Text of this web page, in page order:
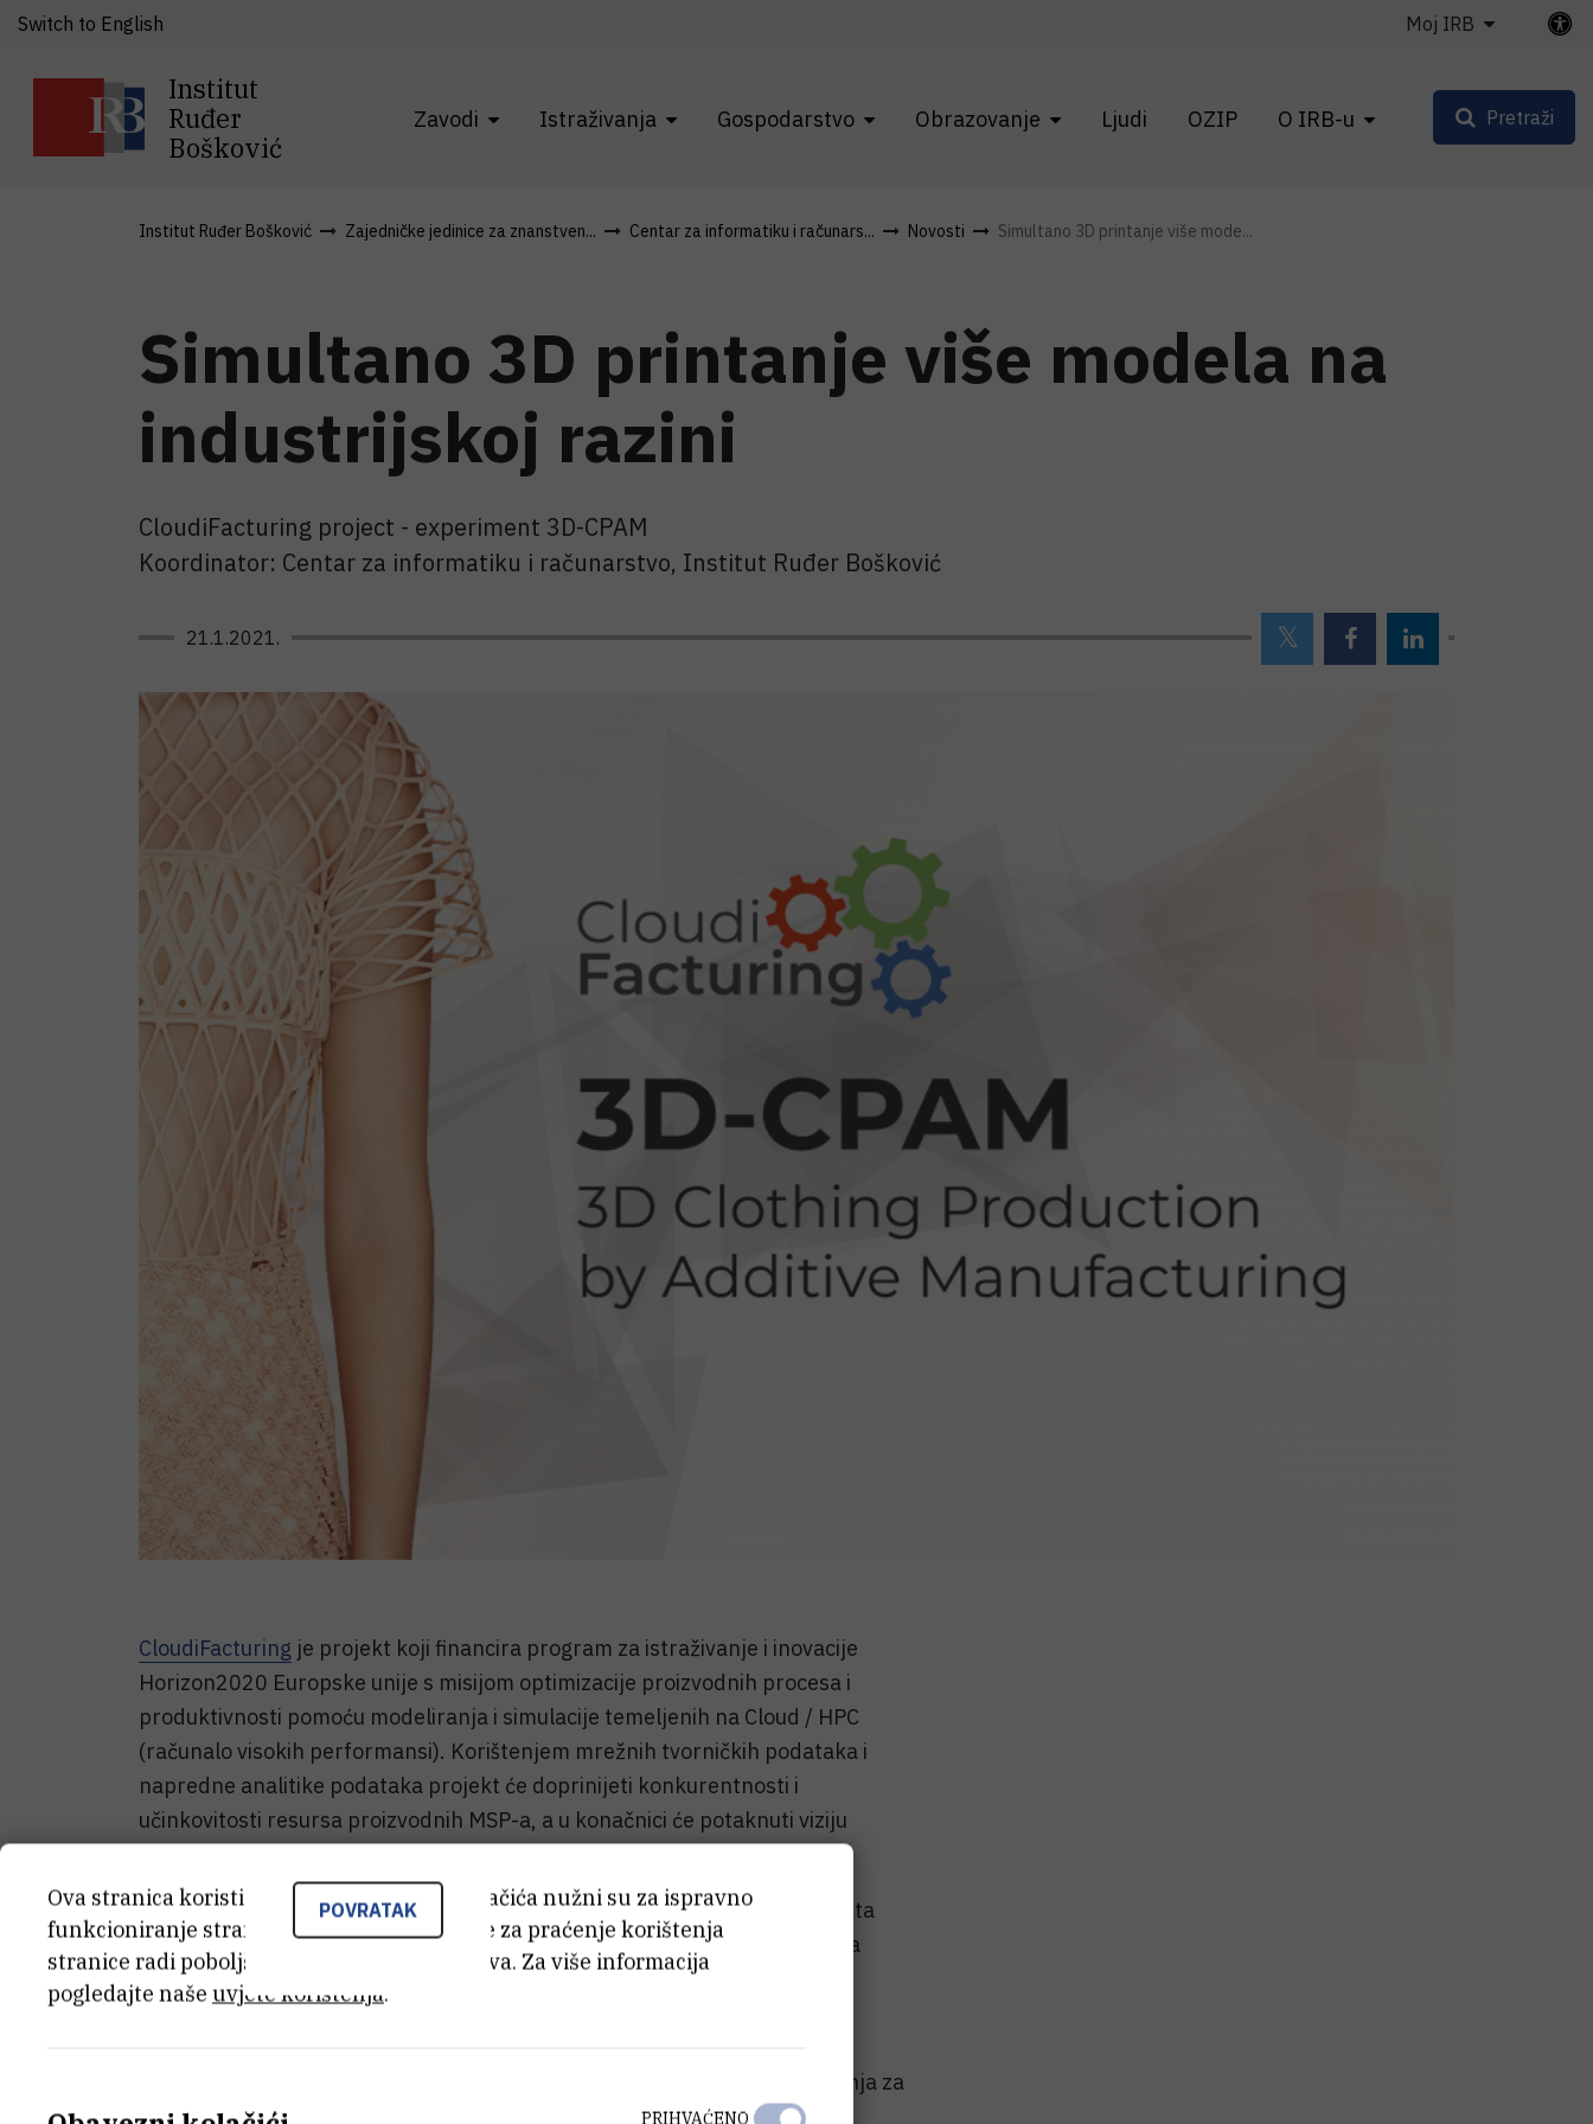
Institut
Ruđer
Bošković
Zavodi Istraživanja Gospodarstvo Obrazovanje Ljudi OZIP O IRB-u
Switch to English Moj IRB
Pretraži
Institut Ruđer Bošković Zajedničke jedinice za znanstven... Centar za informatiku i računars... Novosti Simultano 3D printanje više mode...
Simultano 3D printanje više modela na
industrijskoj razini
CloudiFacturing project - experiment 3D-CPAM
Koordinator: Centar za informatiku i računarstvo, Institut Ruđer Bošković
21.1.2021.
CloudiFacturing je projekt koji financira program za istraživanje i inovacije
Horizon2020 Europske unije s misijom optimizacije proizvodnih procesa i
produktivnosti pomoću modeliranja i simulacije temeljenih na Cloud / HPC
(računalo visokih performansi). Korištenjem mrežnih tvorničkih podataka i
napredne analitike podataka projekt će doprinijeti konkurentnosti i
učinkovitosti resursa proizvodnih MSP-a, a u konačnici će potaknuti viziju
3D-CPAM(3D proizvodnja odjeće putem 3D ispisa) eksperiment je projekta
CloudiFacturing koji je započeo u veljači 2020 a kojeg koordinira Centar za
informatiku i računarstvo na Institutu Ruđer Bošković. Eksperiment se
fokusira na optimizaciju programa prikazivanja i 3D ispisa. Krajnji cilj je
odjevnih predmeta s 3D tiskom korištenjem velikog industrijskog okruženja za
3D digitalni tisak razvijenog od MSP partnera Mikrotvornice.
POVRATAK
Ova stranica koristi kolačiće. Neki od tih kolačića nužni su za ispravno
funkcioniranje stranice, dok se drugi koriste za praćenje korištenja
stranice radi poboljšanja korisničkog iskustva. Za više informacija
pogledajte naše uvjete korištenja.
PRIHVAĆENO